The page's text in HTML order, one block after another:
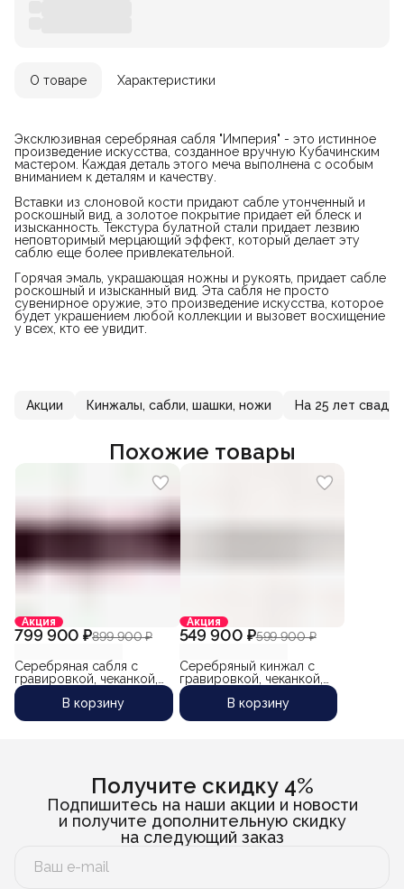
О товаре Характеристики
Эксклюзивная серебряная сабля "Империя" - это истинное
произведение искусства, созданное вручную Кубачинским
мастером. Каждая деталь этого меча выполнена с особым
вниманием к деталям и качеству.
Вставки из слоновой кости придают сабле утонченный и
роскошный вид, а золотое покрытие придает ей блеск и
изысканность. Текстура булатной стали придает лезвию
неповторимый мерцающий эффект, который делает эту
саблю еще более привлекательной.
Горячая эмаль, украшающая ножны и рукоять, придает сабле
роскошный и изысканный вид. Эта сабля не просто
сувенирное оружие, это произведение искусства, которое
будет украшением любой коллекции и вызовет восхищение
у всех, кто ее увидит.
Акции Кинжалы, сабли, шашки, ножи На 25 лет
Похожие товары
Акция
799 900 ₽899 900 ₽
Серебряная сабля с
гравировкой, чеканкой,
горячей чернью,
слоновой костью,
золотым покрытием и
В корзину
Акция
549 900 ₽599 900 ₽
Серебряный кинжал с
гравировкой, чеканкой,
чернением, слоновой
костью и позолоченной
рессорной сталью
В корзину
Получите скидку 4%
Подпишитесь на наши акции и новости
и получите дополнительную скидку
на следующий заказ